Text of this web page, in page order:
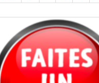
précédente